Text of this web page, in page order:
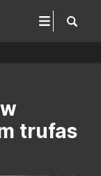
trufas